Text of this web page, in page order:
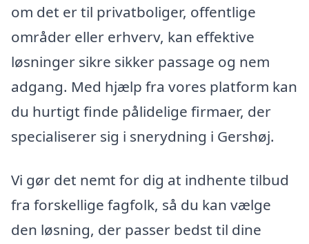
om det er til privatboliger, offentlige
områder eller erhverv, kan effektive
løsninger sikre sikker passage og nem
adgang. Med hjælp fra vores platform kan
du hurtigt finde pålidelige firmaer, der
specialiserer sig i snerydning i Gershøj.
Vi gør det nemt for dig at indhente tilbud
fra forskellige fagfolk, så du kan vælge
den løsning, der passer bedst til dine